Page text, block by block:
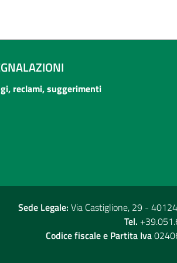
reclami, suggerimenti
Sede Legale: Via Castiglione, 29 -
Tel.
Codice fiscale e Partita Iva